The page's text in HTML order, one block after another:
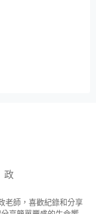
老師，喜歡紀錄和分享